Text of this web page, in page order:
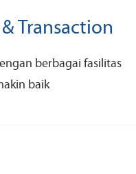
Transaction
berbagai fasilitas
baik